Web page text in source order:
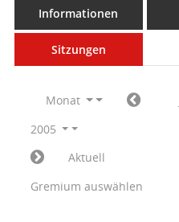
Informationen
Sitzungen
Monat
2005
Aktuell
Gremium auswählen